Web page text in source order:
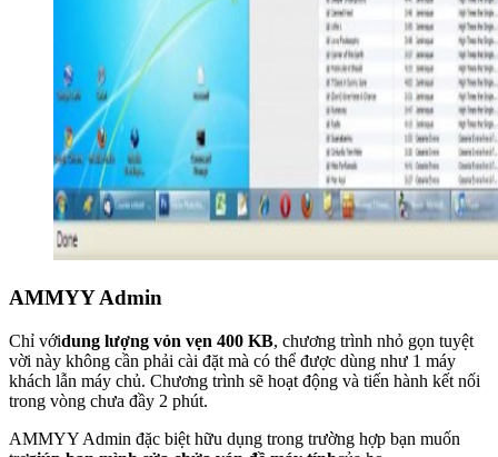
AMMYY Admin
Chỉ vớidung lượng vỏn vẹn 400 KB, chương trình nhỏ gọn tuyệt
vời này không cần phải cài đặt mà có thể được dùng như 1 máy
khách lẫn máy chủ. Chương trình sẽ hoạt động và tiến hành kết nối
trong vòng chưa đầy 2 phút.
AMMYY Admin đặc biệt hữu dụng trong trường hợp bạn muốn